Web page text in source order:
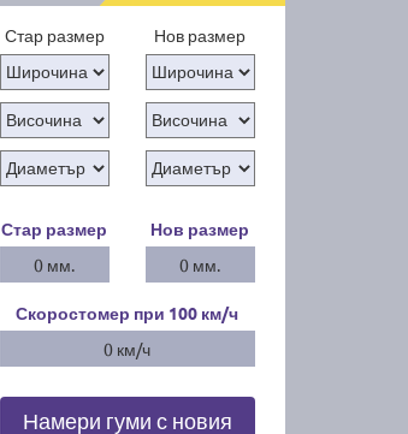
Стар размер Нов размер
Стар размер
0 мм.
Нов размер
0 мм.
Скоростомер при 100 км/ч
0 км/ч
Намери гуми с новия